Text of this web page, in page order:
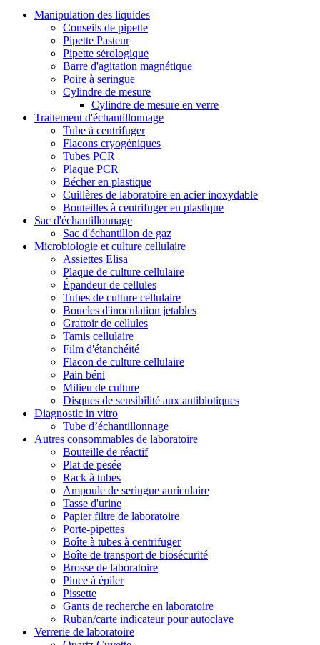
Manipulation des liquides
Conseils de pipette
Pipette Pasteur
Pipette sérologique
Barre d'agitation magnétique
Poire à seringue
Cylindre de mesure
Cylindre de mesure en verre
Traitement d'échantillonnage
Tube à centrifuger
Flacons cryogéniques
Tubes PCR
Plaque PCR
Bécher en plastique
Cuillères de laboratoire en acier inoxydable
Bouteilles à centrifuger en plastique
Sac d'échantillonnage
Sac d'échantillon de gaz
Microbiologie et culture cellulaire
Assiettes Elisa
Plaque de culture cellulaire
Épandeur de cellules
Tubes de culture cellulaire
Boucles d'inoculation jetables
Grattoir de cellules
Tamis cellulaire
Film d'étanchéité
Flacon de culture cellulaire
Pain béni
Milieu de culture
Disques de sensibilité aux antibiotiques
Diagnostic in vitro
Tube d’échantillonnage
Autres consommables de laboratoire
Bouteille de réactif
Plat de pesée
Rack à tubes
Ampoule de seringue auriculaire
Tasse d'urine
Papier filtre de laboratoire
Porte-pipettes
Boîte à tubes à centrifuger
Boîte de transport de biosécurité
Brosse de laboratoire
Pince à épiler
Pissette
Gants de recherche en laboratoire
Ruban/carte indicateur pour autoclave
Verrerie de laboratoire